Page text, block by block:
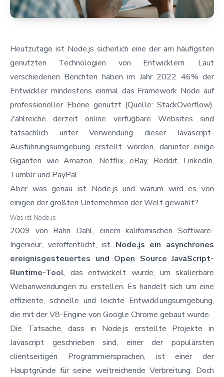
Heutzutage ist Node.js sicherlich eine der am häufigsten
genutzten Technologien von Entwicklern. Laut
verschiedenen Berichten haben im Jahr 2022 46% der
Entwickler mindestens einmal das Framework Node auf
professioneller Ebene genutzt (Quelle: StackOverflow).
Zahlreiche derzeit online verfügbare Websites sind
tatsächlich unter Verwendung dieser Javascript-
Ausführungsumgebung erstellt worden, darunter einige
Giganten wie Amazon, Netflix, eBay, Reddit, LinkedIn,
Tumblr und PayPal.
Aber was genau ist Node.js und warum wird es von
einigen der größten Unternehmen der Welt gewählt?
Was ist Node.js
2009 von Rahn Dahl, einem kalifornischen Software-
Ingenieur, veröffentlicht, ist Node.js ein asynchrones
ereignisgesteuertes und Open Source JavaScript-
Runtime-Tool, das entwickelt wurde, um skalierbare
Webanwendungen zu erstellen. Es handelt sich um eine
effiziente, schnelle und leichte Entwicklungsumgebung,
die mit der V8-Engine von Google Chrome gebaut wurde.
Die Tatsache, dass in Node.js erstellte Projekte in
Javascript geschrieben sind, einer der populärsten
clientseitigen Programmiersprachen, ist einer der
Hauptgründe für seine weitreichende Verbreitung. Doch